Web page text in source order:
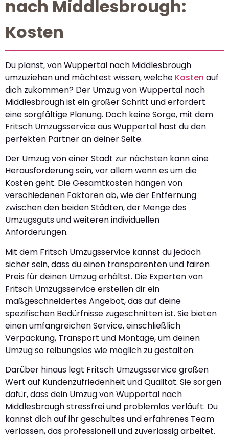
nach Middlesbrough:
Kosten
Du planst, von Wuppertal nach Middlesbrough
umzuziehen und möchtest wissen, welche Kosten auf
dich zukommen? Der Umzug von Wuppertal nach
Middlesbrough ist ein großer Schritt und erfordert
eine sorgfältige Planung. Doch keine Sorge, mit dem
Fritsch Umzugsservice aus Wuppertal hast du den
perfekten Partner an deiner Seite.
Der Umzug von einer Stadt zur nächsten kann eine
Herausforderung sein, vor allem wenn es um die
Kosten geht. Die Gesamtkosten hängen von
verschiedenen Faktoren ab, wie der Entfernung
zwischen den beiden Städten, der Menge des
Umzugsguts und weiteren individuellen
Anforderungen.
Mit dem Fritsch Umzugsservice kannst du jedoch
sicher sein, dass du einen transparenten und fairen
Preis für deinen Umzug erhältst. Die Experten von
Fritsch Umzugsservice erstellen dir ein
maßgeschneidertes Angebot, das auf deine
spezifischen Bedürfnisse zugeschnitten ist. Sie bieten
einen umfangreichen Service, einschließlich
Verpackung, Transport und Montage, um deinen
Umzug so reibungslos wie möglich zu gestalten.
Darüber hinaus legt Fritsch Umzugsservice großen
Wert auf Kundenzufriedenheit und Qualität. Sie sorgen
dafür, dass dein Umzug von Wuppertal nach
Middlesbrough stressfrei und problemlos verläuft. Du
kannst dich auf ihr geschultes und erfahrenes Team
verlassen, das professionell und zuverlässig arbeitet.